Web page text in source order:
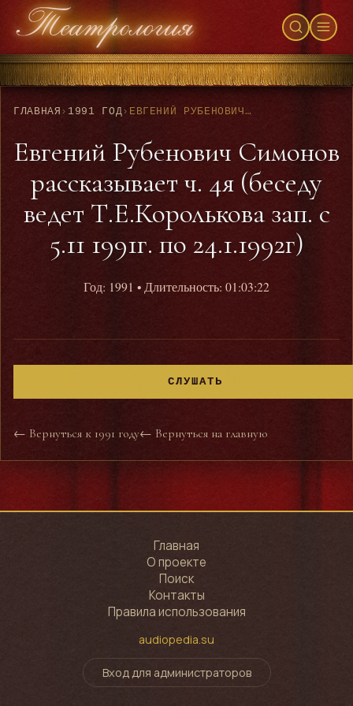
ГЛАВНАЯ › 1991 ГОД› ЕВГЕНИЙ РУБЕНОВИЧ СИМОНОВ РАССКАЗЫВАЕТ Ч. 4Я (БЕСЕДУ ВЕДЕТ Т.Е.КОРОЛЬКОВА ЗАП. С 5.11 1991Г. ПО 24.1.1992Г)
Евгений Рубенович Симонов
рассказывает ч. 4я (беседу
ведет Т.Е.Королькова зап. с
5.11 1991г. по 24.1.1992г)
Год: 1991 • Длительность: 01:03:22
СЛУШАТЬ
← Вернуться к 1991 году← Вернуться на главную
Главная
О проекте
Поиск
Контакты
Правила использования
audiopedia.su
Вход для администраторов